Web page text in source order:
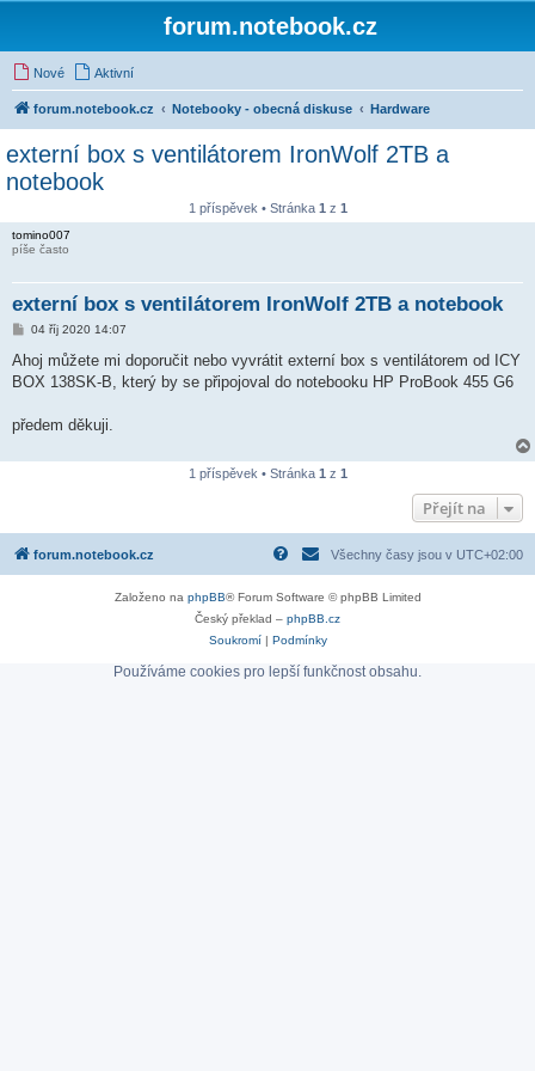
forum.notebook.cz
Nové Aktivní
forum.notebook.cz Notebooky - obecná diskuse Hardware
externí box s ventilátorem IronWolf 2TB a
notebook
1 příspěvek • Stránka 1 z 1
tomino007
píše často
externí box s ventilátorem IronWolf 2TB a notebook
P
í
p
e
04 říj 2020 14:07
Ahoj můžete mi doporučit nebo vyvrátit externí box s ventilátorem od ICY
BOX 138SK-B, který by se připojoval do notebooku HP ProBook 455 G6
předem děkuji.
1 příspěvek • Stránka 1 z 1
Přejít na
forum.notebook.cz Všechny časy jsou v UTC+02:00
Založeno na phpBB® Forum Software © phpBB Limited
Český překlad – phpBB.cz
Soukromí| Podmínky
Používáme cookies pro lepší funkčnost obsahu.